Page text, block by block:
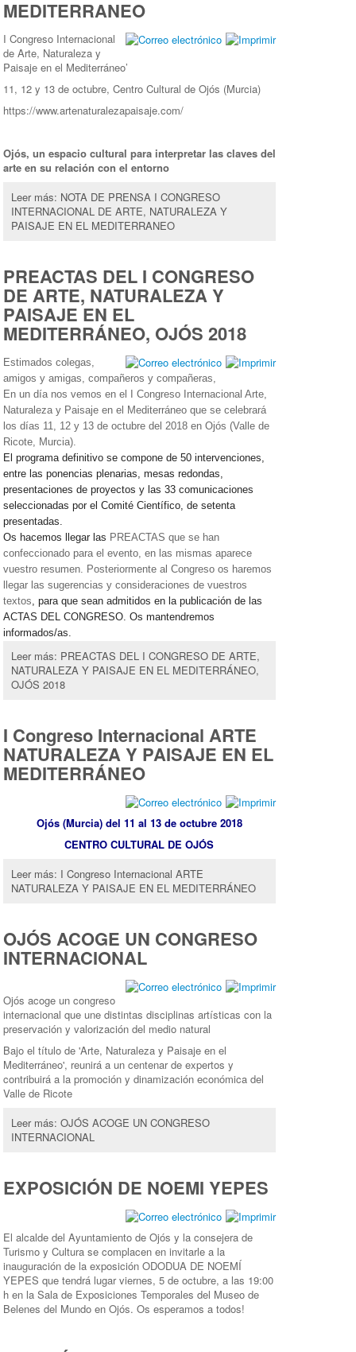
MEDITERRANEO
I Congreso Internacional
de Arte, Naturaleza y
Paisaje en el Mediterráneo’
11, 12 y 13 de octubre, Centro Cultural de Ojós (Murcia)
https://www.artenaturalezapaisaje.com/
Ojós, un espacio cultural para interpretar las claves del
arte en su relación con el entorno
Leer más: NOTA DE PRENSA I CONGRESO
INTERNACIONAL DE ARTE, NATURALEZA Y
PAISAJE EN EL MEDITERRANEO
PREACTAS DEL I CONGRESO
DE ARTE, NATURALEZA Y
PAISAJE EN EL
MEDITERRÁNEO, OJÓS 2018
Estimados colegas,
amigos y amigas, compañeros y compañeras,
En un día nos vemos en el I Congreso Internacional Arte,
Naturaleza y Paisaje en el Mediterráneo que se celebrará
los días 11, 12 y 13 de octubre del 2018 en Ojós (Valle de
Ricote, Murcia).
El programa definitivo se compone de 50 intervenciones,
entre las ponencias plenarias, mesas redondas,
presentaciones de proyectos y las 33 comunicaciones
seleccionadas por el Comité Científico, de setenta
presentadas.
Os hacemos llegar las PREACTAS que se han
confeccionado para el evento, en las mismas aparece
vuestro resumen. Posteriormente al Congreso os haremos
llegar las sugerencias y consideraciones de vuestros
textos , para que sean admitidos en la publicación de las
ACTAS DEL CONGRESO. Os mantendremos
informados/as.
Leer más: PREACTAS DEL I CONGRESO DE ARTE,
NATURALEZA Y PAISAJE EN EL MEDITERRÁNEO,
OJÓS 2018
I Congreso Internacional ARTE
NATURALEZA Y PAISAJE EN EL
MEDITERRÁNEO
Ojós (Murcia) del 11 al 13 de octubre 2018
CENTRO CULTURAL DE OJÓS
Leer más: I Congreso Internacional ARTE
NATURALEZA Y PAISAJE EN EL MEDITERRÁNEO
OJÓS ACOGE UN CONGRESO
INTERNACIONAL
Ojós acoge un congreso
internacional que une distintas disciplinas artísticas con la
preservación y valorización del medio natural
Bajo el título de 'Arte, Naturaleza y Paisaje en el
Mediterráneo', reunirá a un centenar de expertos y
contribuirá a la promoción y dinamización económica del
Valle de Ricote
Leer más: OJÓS ACOGE UN CONGRESO
INTERNACIONAL
EXPOSICIÓN DE NOEMI YEPES
El alcalde del Ayuntamiento de Ojós y la consejera de
Turismo y Cultura se complacen en invitarle a la
inauguración de la exposición ODODUA DE NOEMÍ
YEPES que tendrá lugar viernes, 5 de octubre, a las 19:00
h en la Sala de Exposiciones Temporales del Museo de
Belenes del Mundo en Ojós. Os esperamos a todos!